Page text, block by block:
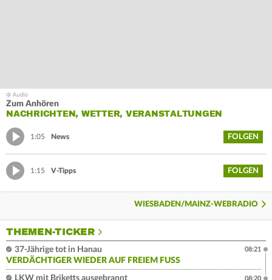
Zum Anhören
NACHRICHTEN, WETTER, VERANSTALTUNGEN
1:05 News FOLGEN
1:15 V-Tipps FOLGEN
WIESBADEN/MAINZ-WEBRADIO
THEMEN-TICKER
37-Jährige tot in Hanau
VERDÄCHTIGER WIEDER AUF FREIEM FUSS
08:21
LKW mit Briketts ausgebrannt
08:20